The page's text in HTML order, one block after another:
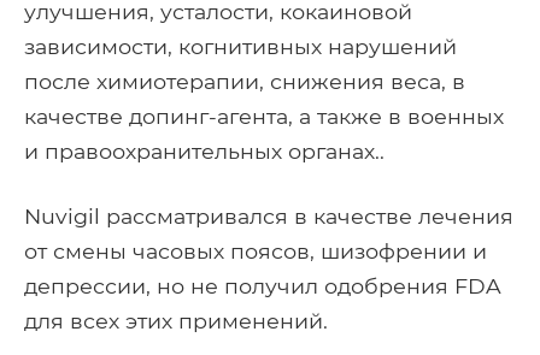
улучшения, усталости, кокаиновой
зависимости, когнитивных нарушений
после химиотерапии, снижения веса, в
качестве допинг-агента, а также в военных
и правоохранительных органах..
Nuvigil рассматривался в качестве лечения
от смены часовых поясов, шизофрении и
депрессии, но не получил одобрения FDA
для всех этих применений.